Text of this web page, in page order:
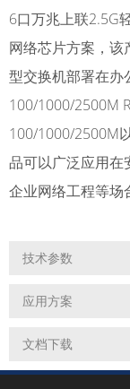
6口万兆上联2.5G
网络芯片方案，
型交换机部署在办
100/1000/2500M
100/1000/2500M
品可以广泛应用在
企业网络工程等场
技术参数
应用方案
文档下载